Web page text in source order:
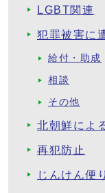
LGBT関連
犯罪被害に
給付・助成
相談
その他
北朝鮮によ
再犯防止
じんけん便り